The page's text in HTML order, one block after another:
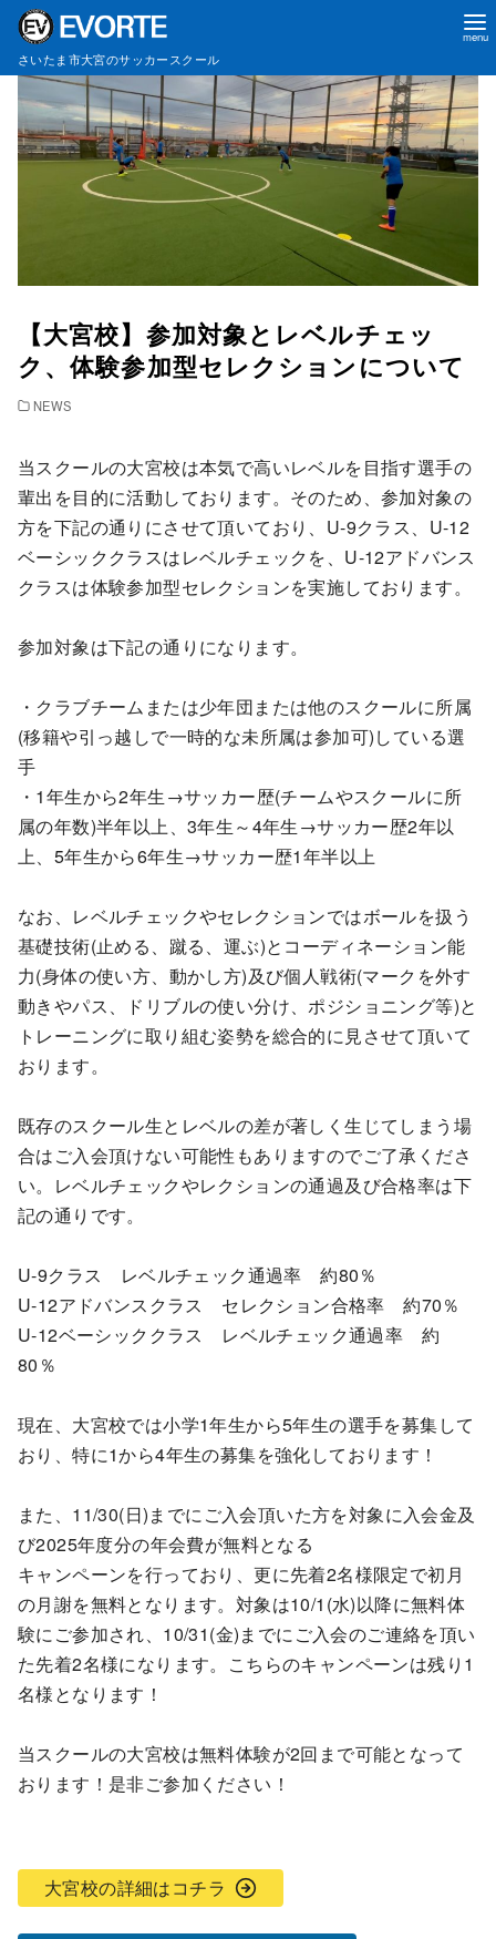
ンさいたま市大宮のサッカースクール
【大宮校】参加対象とレベルチェッ
ク、体験参加型セレクションについて
NEWS
当スクールの大宮校は本気で高いレベルを目指す選手の
輩出を目的に活動しております。そのため、参加対象の
方を下記の通りにさせて頂いており、U-9クラス、U-12
ベーシッククラスはレベルチェックを、U-12アドバンス
クラスは体験参加型セレクションを実施しております。
参加対象は下記の通りになります。
・クラブチームまたは少年団または他のスクールに所属
(移籍や引っ越しで一時的な未所属は参加可)している選
手
・1年生から2年生→サッカー歴(チームやスクールに所
属の年数)半年以上、3年生～4年生→サッカー歴2年以
上、5年生から6年生→サッカー歴1年半以上
なお、レベルチェックやセレクションではボールを扱う
基礎技術(止める、蹴る、運ぶ)とコーディネーション能
力(身体の使い方、動かし方)及び個人戦術(マークを外す
動きやパス、ドリブルの使い分け、ポジショニング等)と
トレーニングに取り組む姿勢を総合的に見させて頂いて
おります。
既存のスクール生とレベルの差が著しく生じてしまう場
合はご入会頂けない可能性もありますのでご了承くださ
い。レベルチェックやレクションの通過及び合格率は下
記の通りです。
U-9クラス レベルチェック通過率 約80％
U-12アドバンスクラス セレクション合格率 約70％
U-12ベーシッククラス レベルチェック通過率 約
80％
現在、大宮校では小学1年生から5年生の選手を募集して
おり、特に1から4年生の募集を強化しております！
また、11/30(日)までにご入会頂いた方を対象に入会金及
び2025年度分の年会費が無料となる
キャンペーンを行っており、更に先着2名様限定で初月
の月謝を無料となります。対象は10/1(水)以降に無料体
験にご参加され、10/31(金)までにご入会のご連絡を頂い
た先着2名様になります。こちらのキャンペーンは残り1
名様となります！
当スクールの大宮校は無料体験が2回まで可能となって
おります！是非ご参加ください！
大宮校の詳細はコチラ